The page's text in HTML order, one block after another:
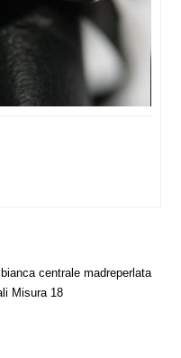
centrale madreperlata
Misura 18